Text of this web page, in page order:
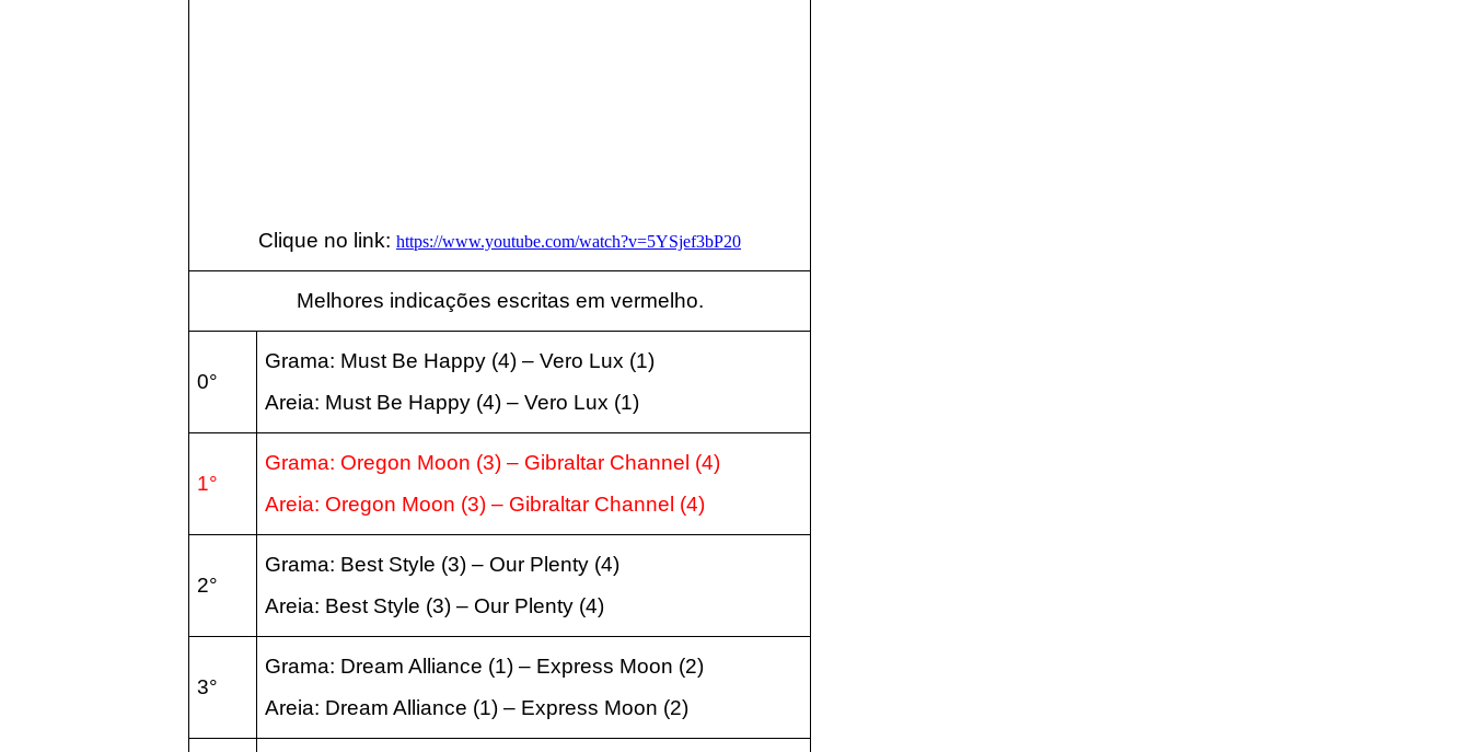
Clique no link: https://www.youtube.com/watch?v=5YSjef3bP20
Melhores indicações escritas em vermelho.
0°
Grama: Must Be Happy (4) – Vero Lux (1)
Areia: Must Be Happy (4) – Vero Lux (1)
1°
Grama: Oregon Moon (3) – Gibraltar Channel (4)
Areia: Oregon Moon (3) – Gibraltar Channel (4)
2°
Grama: Best Style (3) – Our Plenty (4)
Areia: Best Style (3) – Our Plenty (4)
3°
Grama: Dream Alliance (1) – Express Moon (2)
Areia: Dream Alliance (1) – Express Moon (2)